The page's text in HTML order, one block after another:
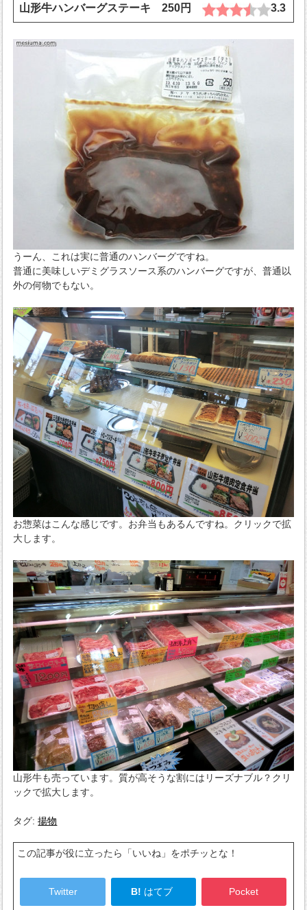
山形牛ハンバーグステーキ 250円 3.3
うーん、これは実に普通のハンバーグですね。
普通に美味しいデミグラスソース系のハンバーグですが、普通以
外の何物でもない。
お惣菜はこんな感じです。お弁当もあるんですね。クリックで拡
大します。
山形牛も売っています。質が高そうな割にはリーズナブル？クリ
ックで拡大します。
タグ:揚物
この記事が役に立ったら「いいね」をポチッとな！
Twitter B! はてブ Pocket